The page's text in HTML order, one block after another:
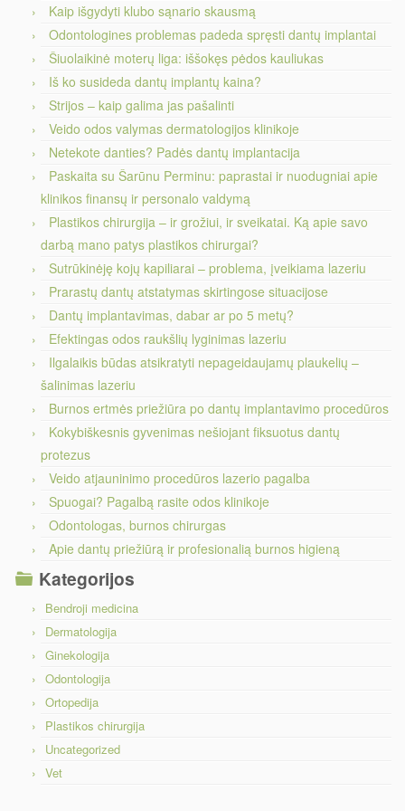
Kaip išgydyti klubo sąnario skausmą
Odontologines problemas padeda spręsti dantų implantai
Šiuolaikinė moterų liga: iššokęs pėdos kauliukas
Iš ko susideda dantų implantų kaina?
Strijos – kaip galima jas pašalinti
Veido odos valymas dermatologijos klinikoje
Netekote danties? Padės dantų implantacija
Paskaita su Šarūnu Perminu: paprastai ir nuodugniai apie
klinikos finansų ir personalo valdymą
Plastikos chirurgija – ir grožiui, ir sveikatai. Ką apie savo
darbą mano patys plastikos chirurgai?
Sutrūkinėję kojų kapiliarai – problema, įveikiama lazeriu
Prarastų dantų atstatymas skirtingose situacijose
Dantų implantavimas, dabar ar po 5 metų?
Efektingas odos raukšlių lyginimas lazeriu
Ilgalaikis būdas atsikratyti nepageidaujamų plaukelių –
šalinimas lazeriu
Burnos ertmės priežiūra po dantų implantavimo procedūros
Kokybiškesnis gyvenimas nešiojant fiksuotus dantų
protezus
Veido atjauninimo procedūros lazerio pagalba
Spuogai? Pagalbą rasite odos klinikoje
Odontologas, burnos chirurgas
Apie dantų priežiūrą ir profesionalią burnos higieną
Kategorijos
Bendroji medicina
Dermatologija
Ginekologija
Odontologija
Ortopedija
Plastikos chirurgija
Uncategorized
Vet